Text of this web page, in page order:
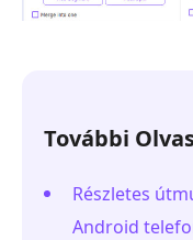
További
Részletes
Android